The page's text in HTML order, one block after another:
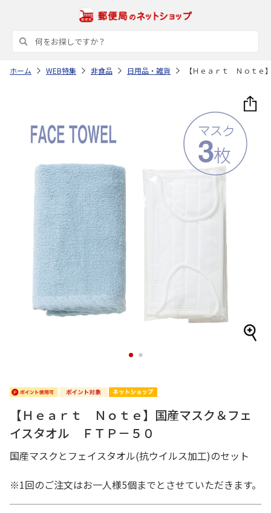
ホーム WEB特集 非食品 日用品・雑貨 【Ｈｅａｒｔ Ｎｏｔｅ
1 2
【Ｈｅａｒｔ Ｎｏｔｅ】国産マスク＆フェ
イスタオル ＦＴＰ－５０
国産マスクとフェイスタオル(抗ウイルス加工)のセット
※1回のご注文はお一人様5個までとさせていただきます。